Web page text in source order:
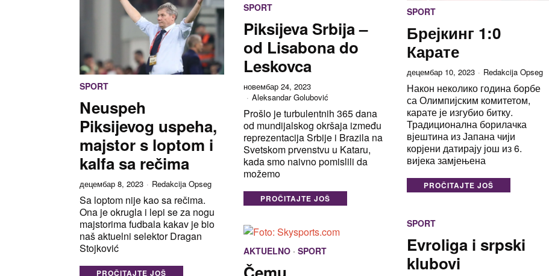
SPORT
Брејкинг 1:0
Карате
децембар 10, 2023 Redakcija Opseg
Након неколико година борбе
са Олимпијским комитетом,
карате је изгубио битку.
Традиционална борилачка
вјештина из Јапана чији
корјени датирају још из 6.
вијека замјењена
PROČITAJTE JOŠ
SPORT
Neuspeh
Piksijevog uspeha,
majstor s loptom i
kalfa sa rečima
децембар 8, 2023 Redakcija Opseg
Sa loptom nije kao sa rečima.
Ona je okrugla i lepi se za nogu
majstorima fudbala kakav je bio
naš aktuelni selektor Dragan
Stojković
PROČITAJTE JOŠ
SPORT
Piksijeva Srbija –
od Lisabona do
Leskovca
новембар 24, 2023
Aleksandar Golubović
Prošlo je turbulentnih 365 dana
od mundijalskog okršaja između
reprezentacija Srbije i Brazila na
Svetskom prvenstvu u Kataru,
kada smo naivno pomislili da
možemo
PROČITAJTE JOŠ
SPORT
Evroliga i srpski
klubovi
AKTUELNO · SPORT